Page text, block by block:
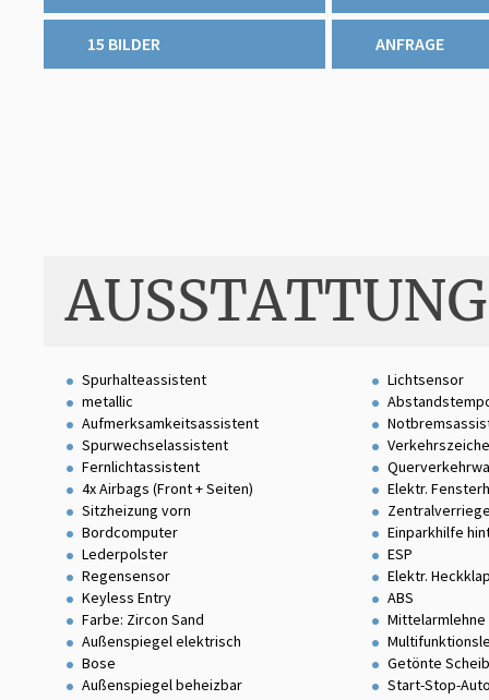
15 BILDER ANFRAGE
AUSSTATTUNG
Spurhalteassistent
Lichtsensor
metallic
Aufmerksamkeitsassistent
Spurwechselassistent
Fernlichtassistent
4x Airbags (Front + Seiten)
Elektr.
Sitzheizung vorn
Bordcomputer
Einparkhilfe
Lederpolster
ESP
Regensensor
Elektr.
Keyless Entry
ABS
Farbe: Zircon Sand
Mittelarmlehne
Außenspiegel elektrisch
Bose
Getönte
Außenspiegel beheizbar
Start-Stop-